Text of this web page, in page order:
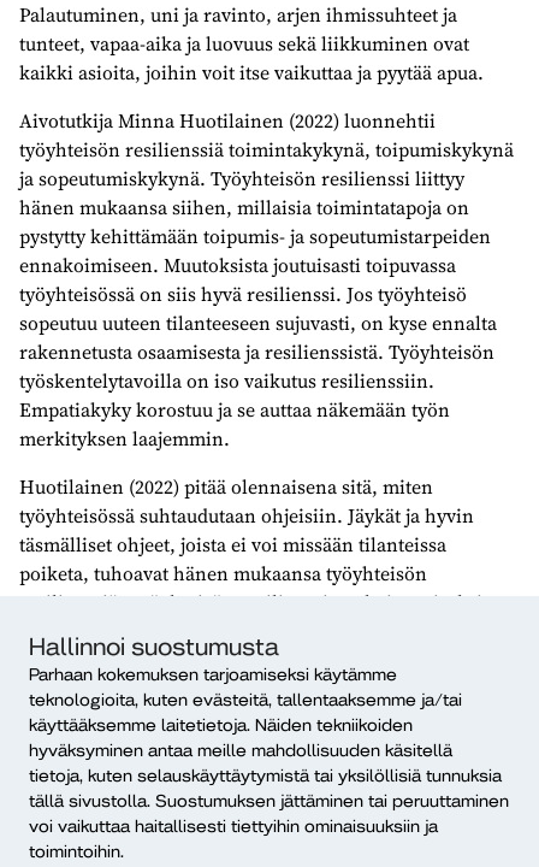
Hallinnoi suostumusta
Parhaan kokemuksen tarjoamiseksi käytämme
teknologioita, kuten evästeitä, tallentaaksemme ja/tai
käyttääksemme laitetietoja. Näiden tekniikoiden
hyväksyminen antaa meille mahdollisuuden käsitellä
tietoja, kuten selauskäyttäytymistä tai yksilöllisiä tunnuksia
tällä sivustolla. Suostumuksen jättäminen tai peruuttaminen
voi vaikuttaa haitallisesti tiettyihin ominaisuuksiin ja
toimintoihin.
Palautuminen, uni ja ravinto, arjen ihmissuhteet ja
tunteet, vapaa-aika ja luovuus sekä liikkuminen ovat
kaikki asioita, joihin voit itse vaikuttaa ja pyytää apua.
Aivotutkija Minna Huotilainen (2022)luonnehtii
työyhteisön resilienssiä toimintakykynä, toipumiskykynä
ja sopeutumiskykynä. Työyhteisön resilienssi liittyy
hänen mukaansa siihen, millaisia toimintatapoja on
pystytty kehittämään toipumis- ja sopeutumistarpeiden
ennakoimiseen. Muutoksista joutuisasti toipuvassa
työyhteisössä on siis hyvä resilienssi. Jos työyhteisö
sopeutuu uuteen tilanteeseen sujuvasti, on kyse ennalta
rakennetusta osaamisesta ja resilienssistä. Työyhteisön
työskentelytavoilla on iso vaikutus resilienssiin.
Empatiakyky korostuu ja se auttaa näkemään työn
merkityksen laajemmin.
Huotilainen (2022) pitää olennaisena sitä, miten
työyhteisössä suhtaudutaan ohjeisiin. Jäykät ja hyvin
täsmälliset ohjeet, joista ei voi missään tilanteissa
poiketa, tuhoavat hänen mukaansa työyhteisön
resilienssiä. Työyhteisön resilienssin vahvistamiseksi
onkin kiinnitettävä huomiota myös yksilöiden
hyvinvointiin sekä kokemuksiin työn
merkityksellisyydestä.
Diakissa tehdään monipuolista tutkimus- kehittämis- ja
innovaatiotoimintaa, jossa yksi lähestymistapa ja
menetelmä on ratkaisuja tuottava yhteiskehittäminen.
Mielenterveyden ja mielen hyvinvoinnin edistämiseksi
ratkaisujen yhteiskehittäminen yhteisissä hankkeissa